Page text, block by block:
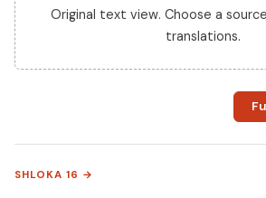
Original text view. Choose a
translations.
SHLOKA 16 →